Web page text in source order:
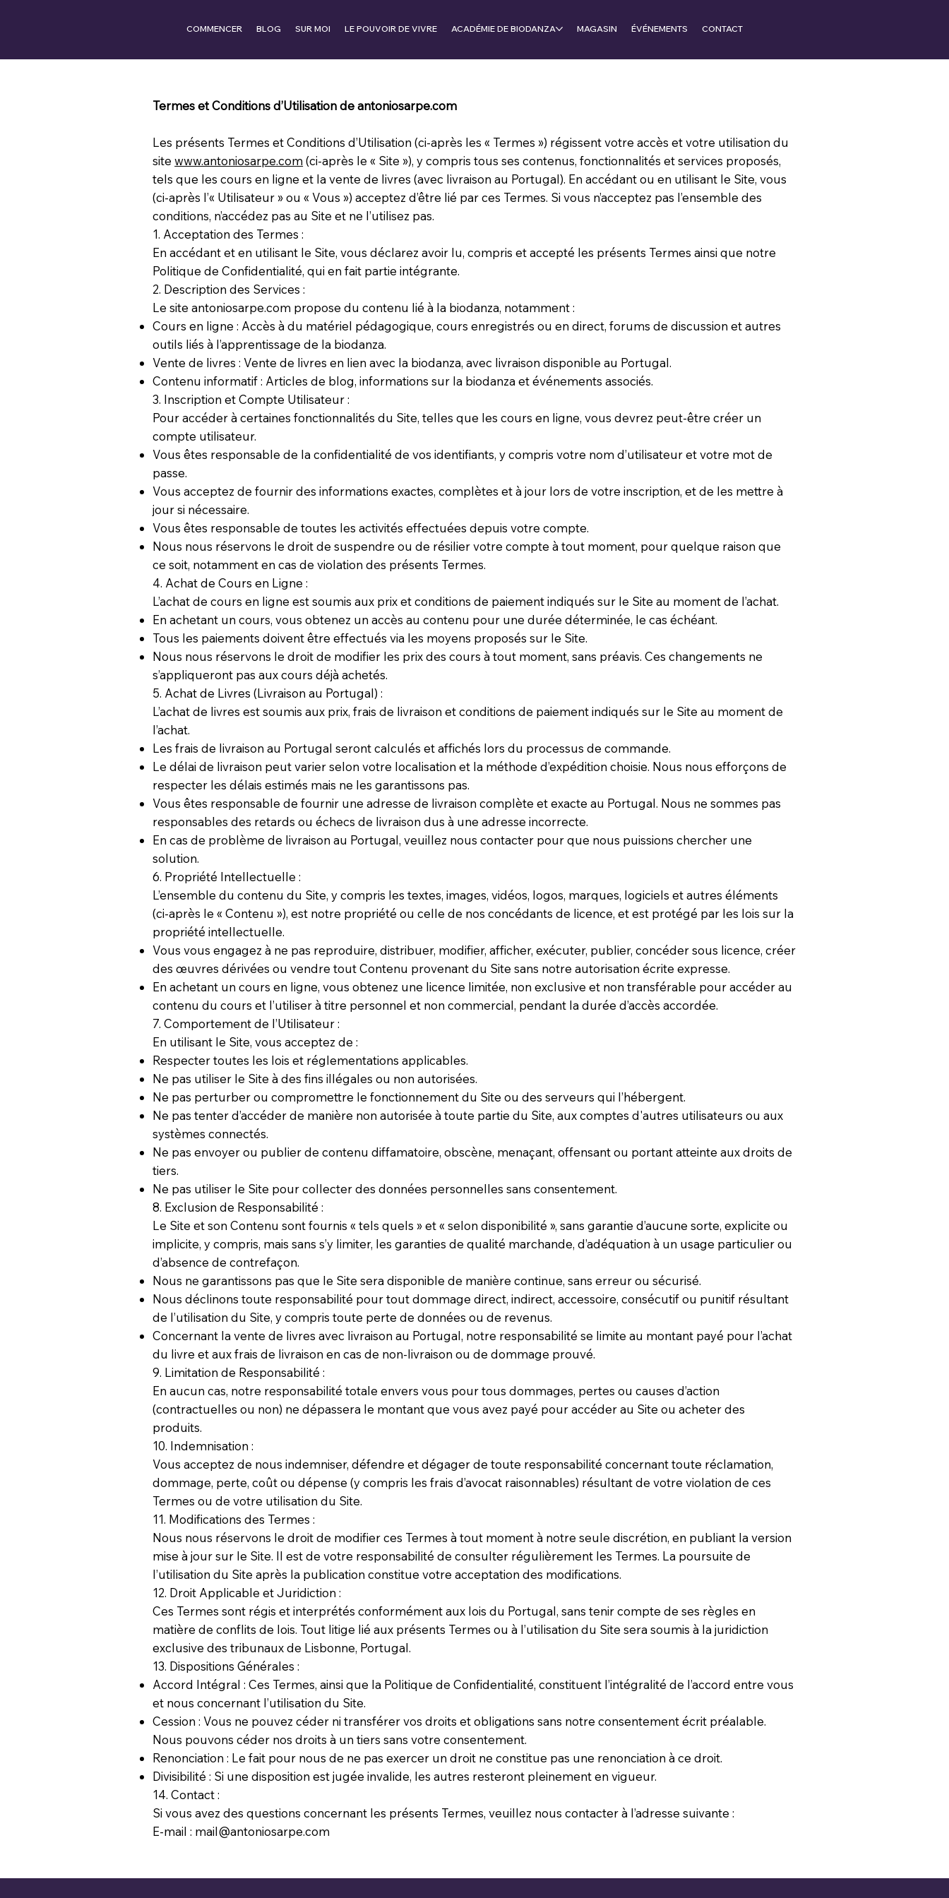
COMMENCER BLOG SUR MOI LE POUVOIR DE VIVRE ACADÉMIE DE BIODANZA MAGASIN ÉVÉNEMENTS CONTACT
Termes et Conditions d’Utilisation de antoniosarpe.com
Les présents Termes et Conditions d’Utilisation (ci-après les « Termes ») régissent votre accès et votre utilisation du
sitewww.antoniosarpe.com (ci-après le « Site »), y compris tous ses contenus, fonctionnalités et services proposés,
tels que les cours en ligne et la vente de livres (avec livraison au Portugal). En accédant ou en utilisant le Site, vous
(ci-après l’« Utilisateur » ou « Vous ») acceptez d’être lié par ces Termes. Si vous n’acceptez pas l’ensemble des
conditions, n’accédez pas au Site et ne l’utilisez pas.
1. Acceptation des Termes :
En accédant et en utilisant le Site, vous déclarez avoir lu, compris et accepté les présents Termes ainsi que notre
Politique de Confidentialité, qui en fait partie intégrante.
2. Description des Services :
Le site antoniosarpe.com propose du contenu lié à la biodanza, notamment :
Cours en ligne : Accès à du matériel pédagogique, cours enregistrés ou en direct, forums de discussion et autres
outils liés à l’apprentissage de la biodanza.
Vente de livres : Vente de livres en lien avec la biodanza, avec livraison disponible au Portugal.
Contenu informatif : Articles de blog, informations sur la biodanza et événements associés.
3. Inscription et Compte Utilisateur :
Pour accéder à certaines fonctionnalités du Site, telles que les cours en ligne, vous devrez peut-être créer un
compte utilisateur.
Vous êtes responsable de la confidentialité de vos identifiants, y compris votre nom d’utilisateur et votre mot de
passe.
Vous acceptez de fournir des informations exactes, complètes et à jour lors de votre inscription, et de les mettre à
jour si nécessaire.
Vous êtes responsable de toutes les activités effectuées depuis votre compte.
Nous nous réservons le droit de suspendre ou de résilier votre compte à tout moment, pour quelque raison que
ce soit, notamment en cas de violation des présents Termes.
4. Achat de Cours en Ligne :
L’achat de cours en ligne est soumis aux prix et conditions de paiement indiqués sur le Site au moment de l’achat.
En achetant un cours, vous obtenez un accès au contenu pour une durée déterminée, le cas échéant.
Tous les paiements doivent être effectués via les moyens proposés sur le Site.
Nous nous réservons le droit de modifier les prix des cours à tout moment, sans préavis. Ces changements ne
s’appliqueront pas aux cours déjà achetés.
5. Achat de Livres (Livraison au Portugal) :
L’achat de livres est soumis aux prix, frais de livraison et conditions de paiement indiqués sur le Site au moment de
l’achat.
Les frais de livraison au Portugal seront calculés et affichés lors du processus de commande.
Le délai de livraison peut varier selon votre localisation et la méthode d’expédition choisie. Nous nous efforçons de
respecter les délais estimés mais ne les garantissons pas.
Vous êtes responsable de fournir une adresse de livraison complète et exacte au Portugal. Nous ne sommes pas
responsables des retards ou échecs de livraison dus à une adresse incorrecte.
En cas de problème de livraison au Portugal, veuillez nous contacter pour que nous puissions chercher une
solution.
6. Propriété Intellectuelle :
L’ensemble du contenu du Site, y compris les textes, images, vidéos, logos, marques, logiciels et autres éléments
(ci-après le « Contenu »), est notre propriété ou celle de nos concédants de licence, et est protégé par les lois sur la
propriété intellectuelle.
Vous vous engagez à ne pas reproduire, distribuer, modifier, afficher, exécuter, publier, concéder sous licence, créer
des œuvres dérivées ou vendre tout Contenu provenant du Site sans notre autorisation écrite expresse.
En achetant un cours en ligne, vous obtenez une licence limitée, non exclusive et non transférable pour accéder au
contenu du cours et l’utiliser à titre personnel et non commercial, pendant la durée d’accès accordée.
7. Comportement de l’Utilisateur :
En utilisant le Site, vous acceptez de :
Respecter toutes les lois et réglementations applicables.
Ne pas utiliser le Site à des fins illégales ou non autorisées.
Ne pas perturber ou compromettre le fonctionnement du Site ou des serveurs qui l’hébergent.
Ne pas tenter d’accéder de manière non autorisée à toute partie du Site, aux comptes d'autres utilisateurs ou aux
systèmes connectés.
Ne pas envoyer ou publier de contenu diffamatoire, obscène, menaçant, offensant ou portant atteinte aux droits de
tiers.
Ne pas utiliser le Site pour collecter des données personnelles sans consentement.
8. Exclusion de Responsabilité :
Le Site et son Contenu sont fournis « tels quels » et « selon disponibilité », sans garantie d’aucune sorte, explicite ou
implicite, y compris, mais sans s’y limiter, les garanties de qualité marchande, d’adéquation à un usage particulier ou
d’absence de contrefaçon.
Nous ne garantissons pas que le Site sera disponible de manière continue, sans erreur ou sécurisé.
Nous déclinons toute responsabilité pour tout dommage direct, indirect, accessoire, consécutif ou punitif résultant
de l’utilisation du Site, y compris toute perte de données ou de revenus.
Concernant la vente de livres avec livraison au Portugal, notre responsabilité se limite au montant payé pour l’achat
du livre et aux frais de livraison en cas de non-livraison ou de dommage prouvé.
9. Limitation de Responsabilité :
En aucun cas, notre responsabilité totale envers vous pour tous dommages, pertes ou causes d’action
(contractuelles ou non) ne dépassera le montant que vous avez payé pour accéder au Site ou acheter des
produits.
10. Indemnisation :
Vous acceptez de nous indemniser, défendre et dégager de toute responsabilité concernant toute réclamation,
dommage, perte, coût ou dépense (y compris les frais d’avocat raisonnables) résultant de votre violation de ces
Termes ou de votre utilisation du Site.
11. Modifications des Termes :
Nous nous réservons le droit de modifier ces Termes à tout moment à notre seule discrétion, en publiant la version
mise à jour sur le Site. Il est de votre responsabilité de consulter régulièrement les Termes. La poursuite de
l’utilisation du Site après la publication constitue votre acceptation des modifications.
12. Droit Applicable et Juridiction :
Ces Termes sont régis et interprétés conformément aux lois du Portugal, sans tenir compte de ses règles en
matière de conflits de lois. Tout litige lié aux présents Termes ou à l’utilisation du Site sera soumis à la juridiction
exclusive des tribunaux de Lisbonne, Portugal.
13. Dispositions Générales :
Accord Intégral : Ces Termes, ainsi que la Politique de Confidentialité, constituent l’intégralité de l’accord entre vous
et nous concernant l’utilisation du Site.
Cession : Vous ne pouvez céder ni transférer vos droits et obligations sans notre consentement écrit préalable.
Nous pouvons céder nos droits à un tiers sans votre consentement.
Renonciation : Le fait pour nous de ne pas exercer un droit ne constitue pas une renonciation à ce droit.
Divisibilité : Si une disposition est jugée invalide, les autres resteront pleinement en vigueur.
14. Contact :
Si vous avez des questions concernant les présents Termes, veuillez nous contacter à l’adresse suivante :
E-mail : mail@antoniosarpe.com